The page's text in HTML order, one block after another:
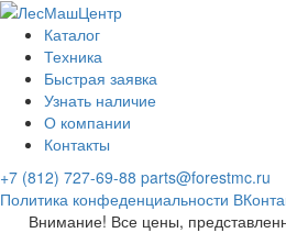
Каталог
Техника
Быстрая заявка
Узнать наличие
О компании
Контакты
+7 (812) 727-69-88 parts@forestmc.ru
Политика конфеденциальности
Внимание! Все цены,